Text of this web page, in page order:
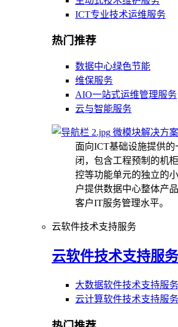
ICT专业技术运维服务
热门推荐
数据中心绿色节能
维保服务
AIO一站式运维管理服务
云与智能服务
微模块解决方案
面向ICT基础设施提供
闭，包含工程预制的机
控等功能单元的独立的
户提供数据中心整体产
客户IT服务管理水平。
云软件技术支持服务
云软件技术支持服务
大数据软件技术支持服务
云计算软件技术支持服务